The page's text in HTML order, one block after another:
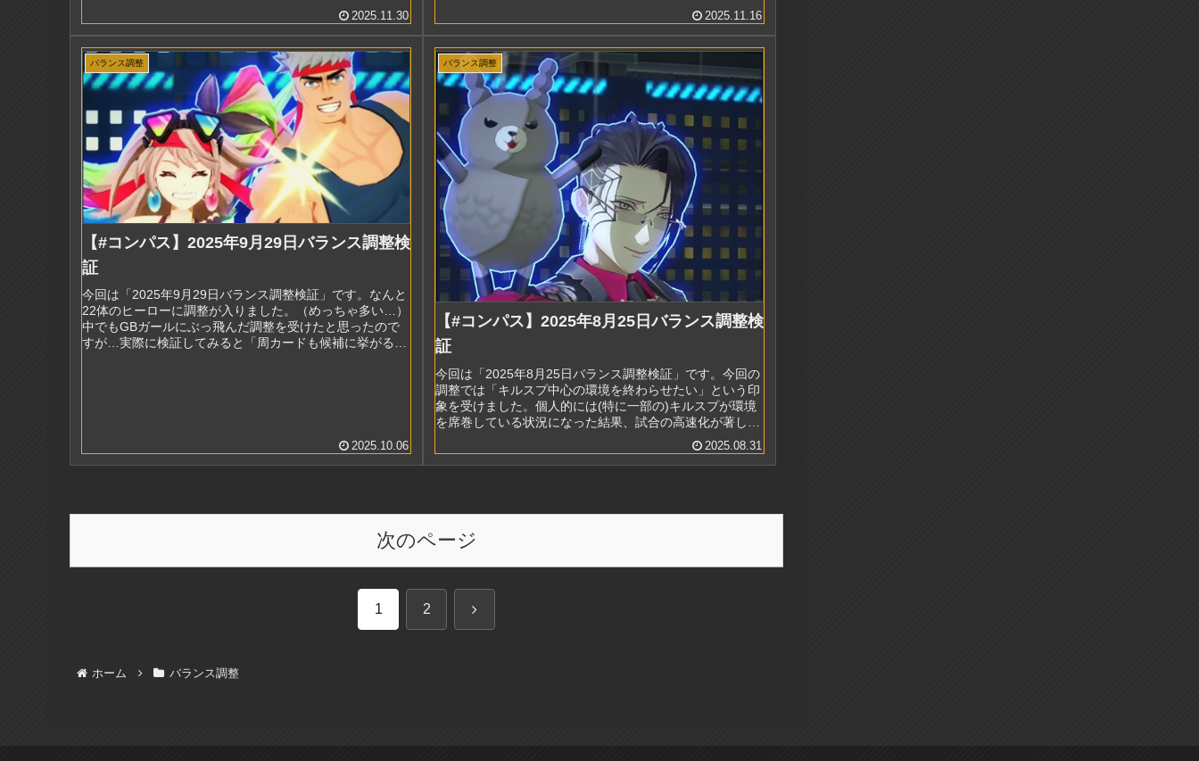
2025.11.30 2025.11.16
バランス調整
【#コンパス】2025年9月29日バランス調整検
証
今回は「2025年9月29日バランス調整検証」です。なんと
22体のヒーローに調整が入りました。（めっちゃ多い…）
中でもGBガールにぶっ飛んだ調整を受けたと思ったので
すが…実際に検証してみると「周カードも候補に挙がる」
2025.10.06
バランス調整
【#コンパス】2025年8月25日バランス調整検
証
今回は「2025年8月25日バランス調整検証」です。今回の
調整では「キルスプ中心の環境を終わらせたい」という印
象を受けました。個人的には(特に一部の)キルスプが環境
を席巻している状況になった結果、試合の高速化が著し
2025.08.31
次のページ
1 2 次
ホーム バランス調整